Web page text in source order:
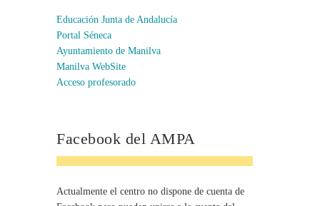
Educación Junta de Andalucía
Portal Séneca
Ayuntamiento de Manilva
Manilva WebSite
Acceso profesorado
Facebook del AMPA
Actualmente el centro no dispone de cuenta de